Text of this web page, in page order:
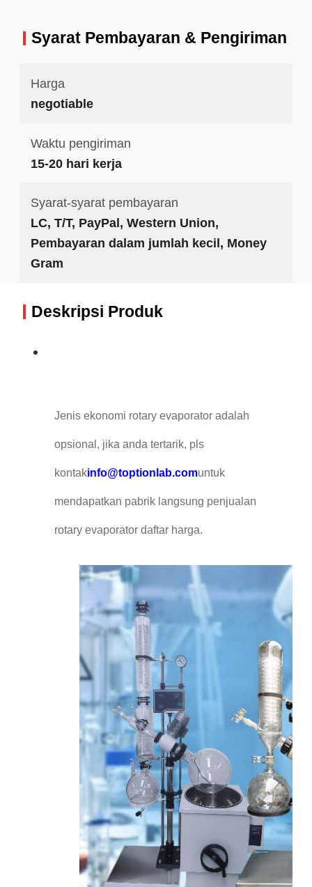
Syarat Pembayaran & Pengiriman
Harga
negotiable
Waktu pengiriman
15-20 hari kerja
Syarat-syarat pembayaran
LC, T/T, PayPal, Western Union,
Pembayaran dalam jumlah kecil, Money
Gram
Deskripsi Produk
Jenis ekonomi rotary evaporator adalah
opsional, jika anda tertarik, pls
kontakinfo@toptionlab.comuntuk
mendapatkan pabrik langsung penjualan
rotary evaporator daftar harga.